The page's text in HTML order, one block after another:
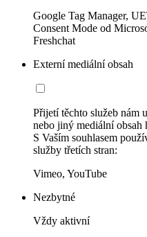
Google Tag Manager,
Consent Mode od
Freshchat
Externí mediální obsah
Přijetí těchto služeb nám
nebo jiný mediální obsah
S Vaším souhlasem
služby třetích stran:
Vimeo, YouTube
Nezbytné
Vždy aktivní